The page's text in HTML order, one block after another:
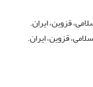
قزوین، ایران.
قزوین، ایران.